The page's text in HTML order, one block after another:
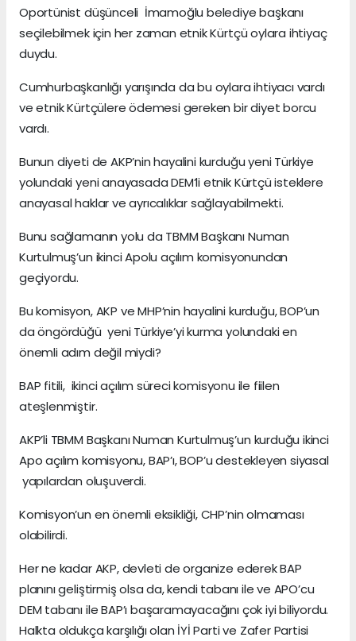
Oportünist düşünceli İmamoğlu belediye başkanı
seçilebilmek için her zaman etnik Kürtçü oylara ihtiyaç
duydu.
Cumhurbaşkanlığı yarışında da bu oylara ihtiyacı vardı
ve etnik Kürtçülere ödemesi gereken bir diyet borcu
vardı.
Bunun diyeti de AKP’nin hayalini kurduğu yeni Türkiye
yolundaki yeni anayasada DEM’li etnik Kürtçü isteklere
anayasal haklar ve ayrıcalıklar sağlayabilmekti.
Bunu sağlamanın yolu da TBMM Başkanı Numan
Kurtulmuş’un ikinci Apolu açılım komisyonundan
geçiyordu.
Bu komisyon, AKP ve MHP’nin hayalini kurduğu, BOP’un
da öngördüğü yeni Türkiye’yi kurma yolundaki en
önemli adım değil miydi?
BAP fitili, ikinci açılım süreci komisyonu ile fiilen
ateşlenmiştir.
AKP’li TBMM Başkanı Numan Kurtulmuş’un kurduğu ikinci
Apo açılım komisyonu, BAP’ı, BOP’u destekleyen siyasal
yapılardan oluşuverdi.
Komisyon’un en önemli eksikliği, CHP’nin olmaması
olabilirdi.
Her ne kadar AKP, devleti de organize ederek BAP
planını geliştirmiş olsa da, kendi tabanı ile ve APO’cu
DEM tabanı ile BAP’ı başaramayacağını çok iyi biliyordu.
Halkta oldukça karşılığı olan İYİ Parti ve Zafer Partisi